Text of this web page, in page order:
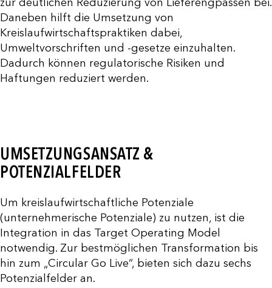
Daneben hilft die Umsetzung von
Kreislaufwirtschaftspraktiken dabei,
Umweltvorschriften und -gesetze einzuhalten.
Dadurch können regulatorische Risiken und
Haftungen reduziert werden.
UMSETZUNGSANSATZ &
POTENZIALFELDER
Um kreislaufwirtschaftliche Potenziale
(unternehmerische Potenziale) zu nutzen, ist die
Integration in das Target Operating Model
notwendig. Zur bestmöglichen Transformation bis
hin zum „Circular Go Live“, bieten sich dazu sechs
Potenzialfelder an.